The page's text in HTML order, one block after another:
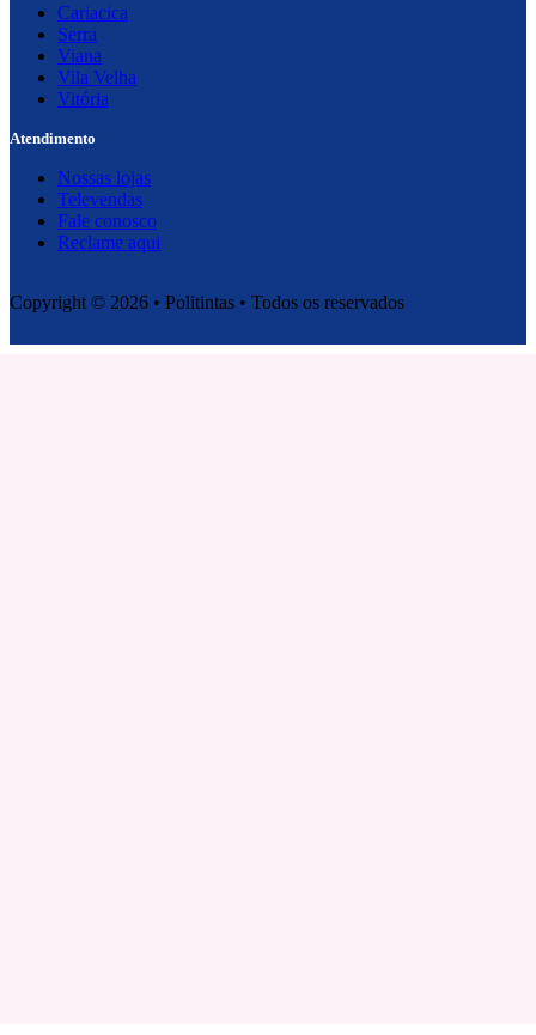
Cariacica
Serra
Viana
Vila Velha
Vitória
Atendimento
Nossas lojas
Televendas
Fale conosco
Reclame aqui
Copyright © 2026 • Politintas • Todos os reservados